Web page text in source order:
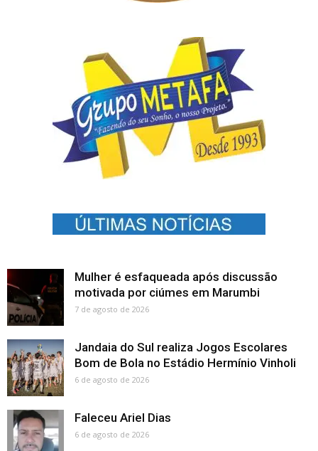
Mulher é esfaqueada após discussão
motivada por ciúmes em Marumbi
7 de agosto de 2026
Jandaia do Sul realiza Jogos Escolares
Bom de Bola no Estádio Hermínio Vinholi
6 de agosto de 2026
Faleceu Ariel Dias
6 de agosto de 2026